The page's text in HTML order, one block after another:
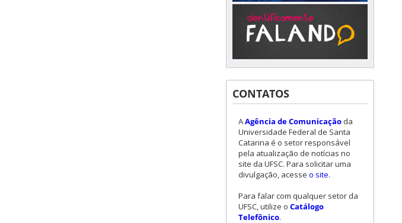
CONTATOS
AAgência de Comunicação da
Universidade Federal de Santa
Catarina é o setor responsável
pela atualização de notícias no
site da UFSC. Para solicitar uma
divulgação, acesse o site.
Para falar com qualquer setor da
UFSC, utilize o Catálogo
Telefônico.